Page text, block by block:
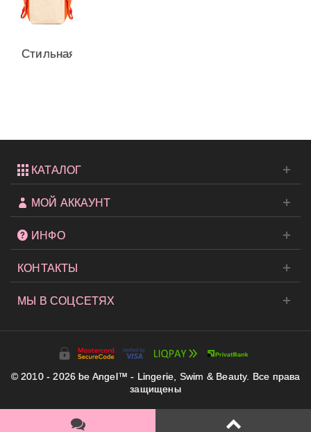
Стильная
КАТАЛОГ
МОЙ АККАУНТ
ИНФО
КОНТАКТЫ
МЫ В СОЦСЕТЯХ
© 2010 - 2026 be Angel™ - Lingerie, Swim & Beauty. Все права
защищены